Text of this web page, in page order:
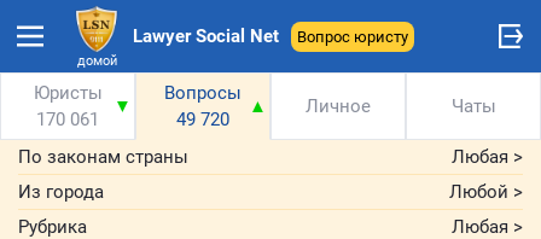
домой
Lawyer Social Net Вопрос юристу
Юристы
170 061
▼
Вопросы
49 720
▲ Личное Чаты
По законам страны Любая >
Из города
Любой >
Рубрика
Любая >